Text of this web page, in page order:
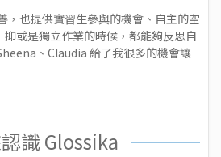
，也提供實習生參與的機會、自主的空
或是獨立作業的時候，都能夠反思自
、Claudia 給了我很多的機會讓
識 Glossika